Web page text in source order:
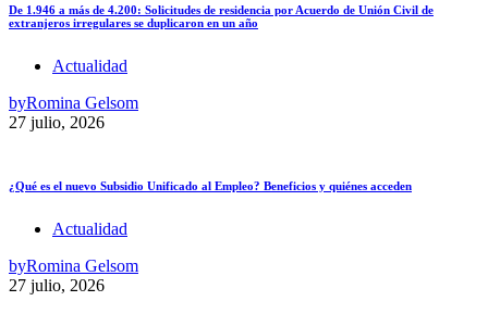
De 1.946 a más de 4.200: Solicitudes de residencia por Acuerdo de Unión Civil de
extranjeros irregulares se duplicaron en un año
Actualidad
byRomina Gelsom
27 julio, 2026
¿Qué es el nuevo Subsidio Unificado al Empleo? Beneficios y quiénes acceden
Actualidad
byRomina Gelsom
27 julio, 2026